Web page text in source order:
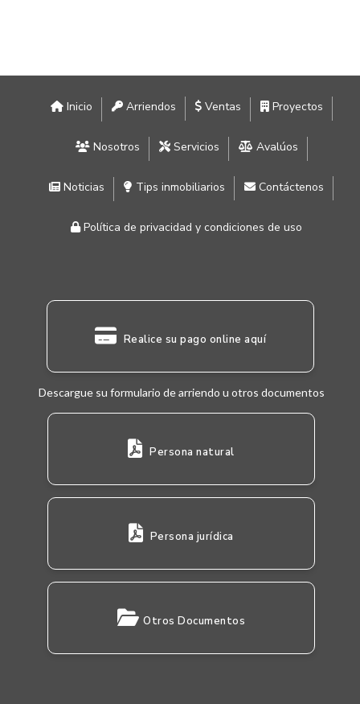
Inicio Arriendos Ventas Proyectos
Nosotros Servicios Avalúos
Noticias Tips inmobiliarios Contáctenos
Política de privacidad y condiciones de uso
Realice su pago online aquí
Descargue su formulario de arriendo u otros documentos
Persona natural
Persona jurídica
Otros Documentos